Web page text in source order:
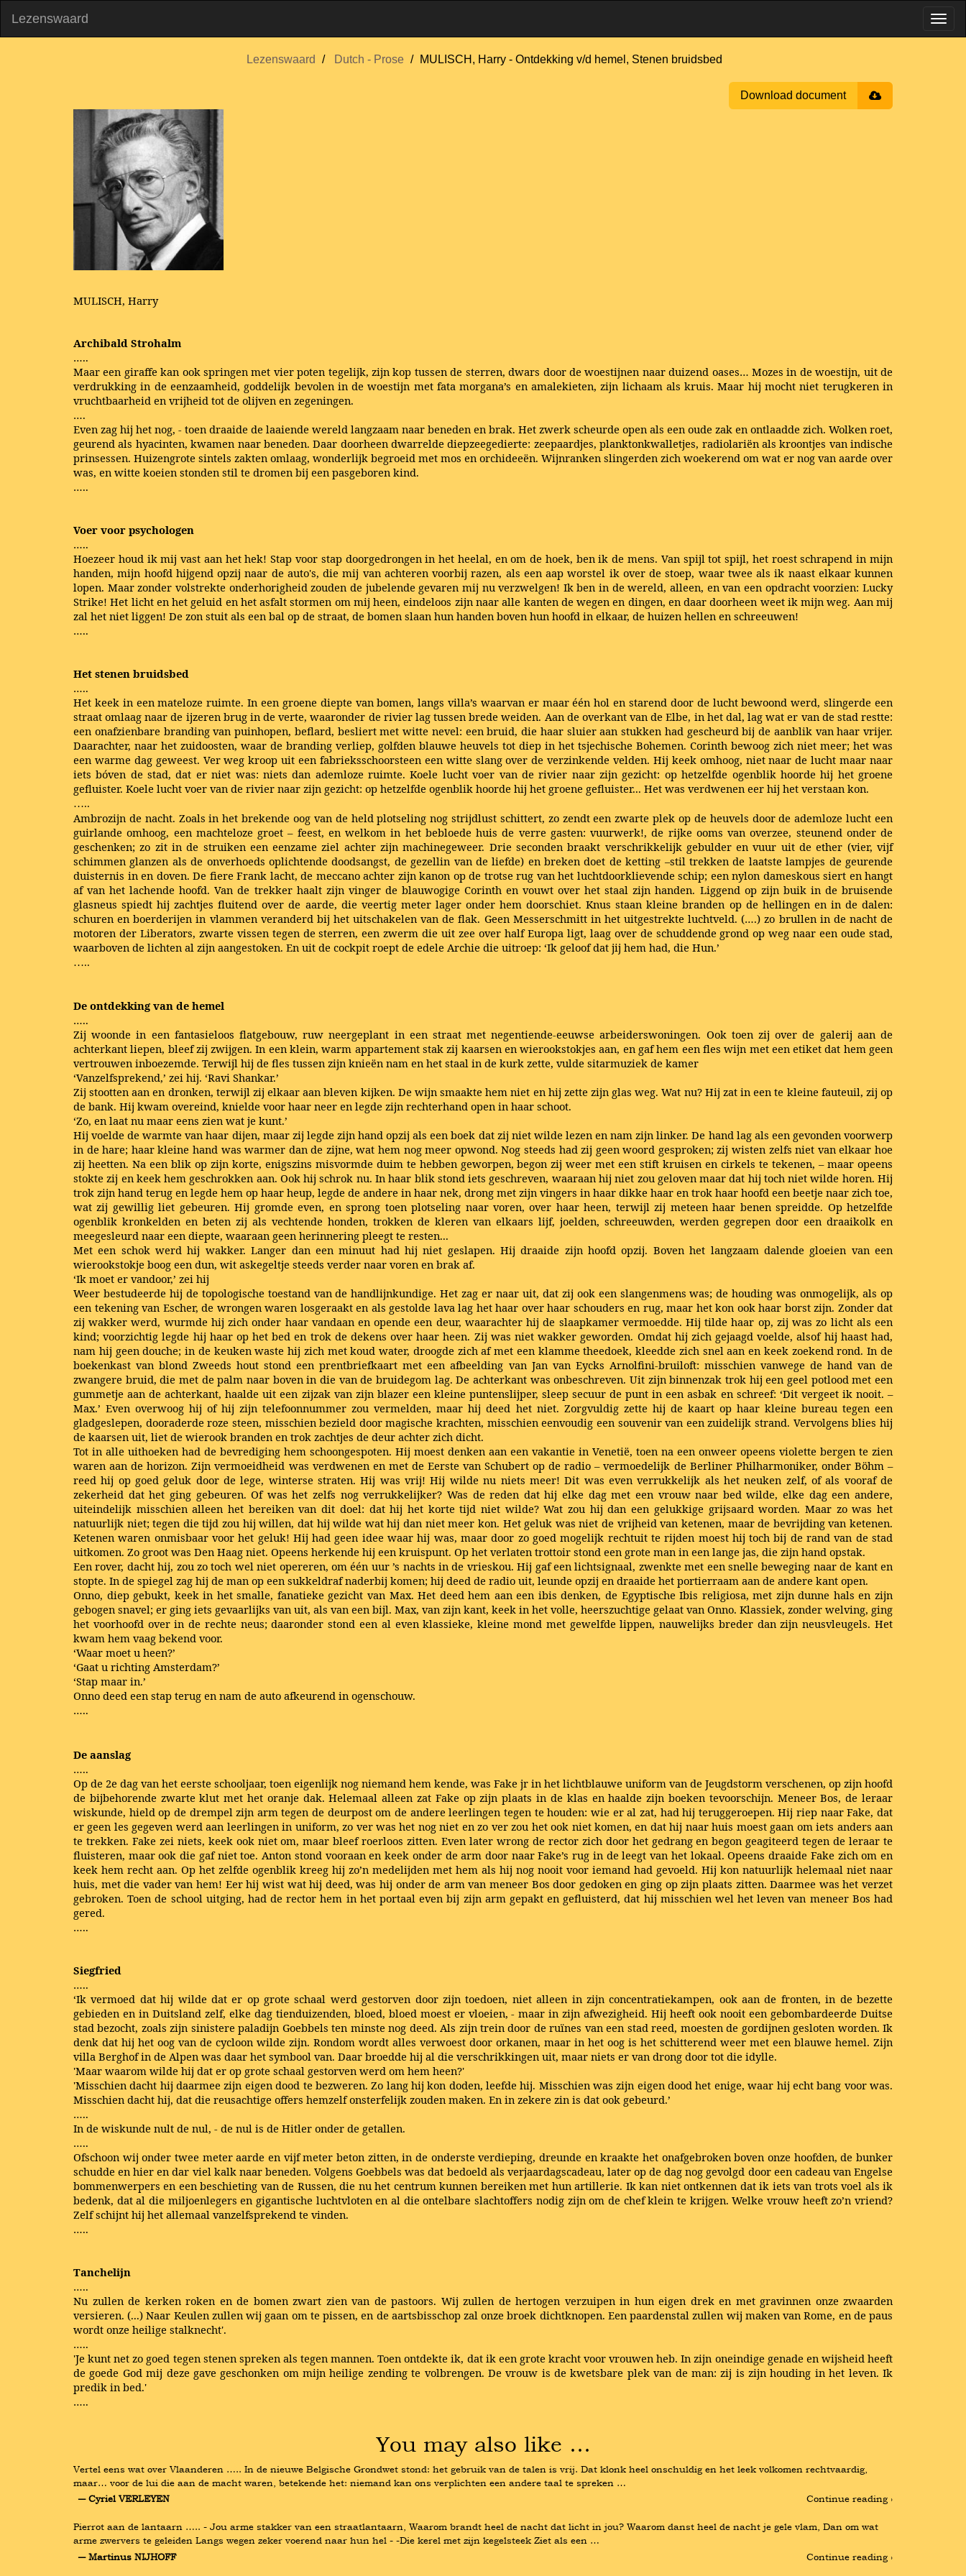
Lezenswaard
Lezenswaard Dutch - Prose MULISCH, Harry - Ontdekking v/d hemel, Stenen bruidsbed
Download document
MULISCH, Harry
Archibald Strohalm
…..
Maar een giraffe kan ook springen met vier poten tegelijk, zijn kop tussen de sterren, dwars door de woestijnen naar duizend oases… Mozes in de woestijn, uit de
verdrukking in de eenzaamheid, goddelijk bevolen in de woestijn met fata morgana’s en amalekieten, zijn lichaam als kruis. Maar hij mocht niet terugkeren in
vruchtbaarheid en vrijheid tot de olijven en zegeningen.
….
Even zag hij het nog, - toen draaide de laaiende wereld langzaam naar beneden en brak. Het zwerk scheurde open als een oude zak en ontlaadde zich. Wolken roet,
geurend als hyacinten, kwamen naar beneden. Daar doorheen dwarrelde diepzeegedierte: zeepaardjes, planktonkwalletjes, radiolariën als kroontjes van indische
prinsessen. Huizengrote sintels zakten omlaag, wonderlijk begroeid met mos en orchideeën. Wijnranken slingerden zich woekerend om wat er nog van aarde over
was, en witte koeien stonden stil te dromen bij een pasgeboren kind.
…..
Voer voor psychologen
…..
Hoezeer houd ik mij vast aan het hek! Stap voor stap doorgedrongen in het heelal, en om de hoek, ben ik de mens. Van spijl tot spijl, het roest schrapend in mijn
handen, mijn hoofd hijgend opzij naar de auto's, die mij van achteren voorbij razen, als een aap worstel ik over de stoep, waar twee als ik naast elkaar kunnen
lopen. Maar zonder volstrekte onderhorigheid zouden de jubelende gevaren mij nu verzwelgen! Ik ben in de wereld, alleen, en van een opdracht voorzien: Lucky
Strike! Het licht en het geluid en het asfalt stormen om mij heen, eindeloos zijn naar alle kanten de wegen en dingen, en daar doorheen weet ik mijn weg. Aan mij
zal het niet liggen! De zon stuit als een bal op de straat, de bomen slaan hun handen boven hun hoofd in elkaar, de huizen hellen en schreeuwen!
…..
Het stenen bruidsbed
…..
Het keek in een mateloze ruimte. In een groene diepte van bomen, langs villa’s waarvan er maar één hol en starend door de lucht bewoond werd, slingerde een
straat omlaag naar de ijzeren brug in de verte, waaronder de rivier lag tussen brede weiden. Aan de overkant van de Elbe, in het dal, lag wat er van de stad restte:
een onafzienbare branding van puinhopen, beflard, besliert met witte nevel: een bruid, die haar sluier aan stukken had gescheurd bij de aanblik van haar vrijer.
Daarachter, naar het zuidoosten, waar de branding verliep, golfden blauwe heuvels tot diep in het tsjechische Bohemen. Corinth bewoog zich niet meer; het was
een warme dag geweest. Ver weg kroop uit een fabrieksschoorsteen een witte slang over de verzinkende velden. Hij keek omhoog, niet naar de lucht maar naar
iets bóven de stad, dat er niet was: niets dan ademloze ruimte. Koele lucht voer van de rivier naar zijn gezicht: op hetzelfde ogenblik hoorde hij het groene
gefluister. Koele lucht voer van de rivier naar zijn gezicht: op hetzelfde ogenblik hoorde hij het groene gefluister... Het was verdwenen eer hij het verstaan kon.
…..
Ambrozijn de nacht. Zoals in het brekende oog van de held plotseling nog strijdlust schittert, zo zendt een zwarte plek op de heuvels door de ademloze lucht een
guirlande omhoog, een machteloze groet – feest, en welkom in het bebloede huis de verre gasten: vuurwerk!, de rijke ooms van overzee, steunend onder de
geschenken; zo zit in de struiken een eenzame ziel achter zijn machinegeweer. Drie seconden braakt verschrikkelijk gebulder en vuur uit de ether (vier, vijf
schimmen glanzen als de onverhoeds oplichtende doodsangst, de gezellin van de liefde) en breken doet de ketting –stil trekken de laatste lampjes de geurende
duisternis in en doven. De fiere Frank lacht, de meccano achter zijn kanon op de trotse rug van het luchtdoorklievende schip; een nylon dameskous siert en hangt
af van het lachende hoofd. Van de trekker haalt zijn vinger de blauwogige Corinth en vouwt over het staal zijn handen. Liggend op zijn buik in de bruisende
glasneus spiedt hij zachtjes fluitend over de aarde, die veertig meter lager onder hem doorschiet. Knus staan kleine branden op de hellingen en in de dalen:
schuren en boerderijen in vlammen veranderd bij het uitschakelen van de flak. Geen Messerschmitt in het uitgestrekte luchtveld. (….) zo brullen in de nacht de
motoren der Liberators, zwarte vissen tegen de sterren, een zwerm die uit zee over half Europa ligt, laag over de schuddende grond op weg naar een oude stad,
waarboven de lichten al zijn aangestoken. En uit de cockpit roept de edele Archie die uitroep: ‘Ik geloof dat jij hem had, die Hun.’
…..
De ontdekking van de hemel
…..
Zij woonde in een fantasieloos flatgebouw, ruw neergeplant in een straat met negentiende-eeuwse arbeiderswoningen. Ook toen zij over de galerij aan de
achterkant liepen, bleef zij zwijgen. In een klein, warm appartement stak zij kaarsen en wierookstokjes aan, en gaf hem een fles wijn met een etiket dat hem geen
vertrouwen inboezemde. Terwijl hij de fles tussen zijn knieën nam en het staal in de kurk zette, vulde sitarmuziek de kamer
‘Vanzelfsprekend,’ zei hij. ‘Ravi Shankar.’
Zij stootten aan en dronken, terwijl zij elkaar aan bleven kijken. De wijn smaakte hem niet en hij zette zijn glas weg. Wat nu? Hij zat in een te kleine fauteuil, zij op
de bank. Hij kwam overeind, knielde voor haar neer en legde zijn rechterhand open in haar schoot.
‘Zo, en laat nu maar eens zien wat je kunt.’
Hij voelde de warmte van haar dijen, maar zij legde zijn hand opzij als een boek dat zij niet wilde lezen en nam zijn linker. De hand lag als een gevonden voorwerp
in de hare; haar kleine hand was warmer dan de zijne, wat hem nog meer opwond. Nog steeds had zij geen woord gesproken; zij wisten zelfs niet van elkaar hoe
zij heetten. Na een blik op zijn korte, enigszins misvormde duim te hebben geworpen, begon zij weer met een stift kruisen en cirkels te tekenen, – maar opeens
stokte zij en keek hem geschrokken aan. Ook hij schrok nu. In haar blik stond iets geschreven, waaraan hij niet zou geloven maar dat hij toch niet wilde horen. Hij
trok zijn hand terug en legde hem op haar heup, legde de andere in haar nek, drong met zijn vingers in haar dikke haar en trok haar hoofd een beetje naar zich toe,
wat zij gewillig liet gebeuren. Hij gromde even, en sprong toen plotseling naar voren, over haar heen, terwijl zij meteen haar benen spreidde. Op hetzelfde
ogenblik kronkelden en beten zij als vechtende honden, trokken de kleren van elkaars lijf, joelden, schreeuwden, werden gegrepen door een draaikolk en
meegesleurd naar een diepte, waaraan geen herinnering pleegt te resten...
Met een schok werd hij wakker. Langer dan een minuut had hij niet geslapen. Hij draaide zijn hoofd opzij. Boven het langzaam dalende gloeien van een
wierookstokje boog een dun, wit askegeltje steeds verder naar voren en brak af.
‘Ik moet er vandoor,’ zei hij
Weer bestudeerde hij de topologische toestand van de handlijnkundige. Het zag er naar uit, dat zij ook een slangenmens was; de houding was onmogelijk, als op
een tekening van Escher, de wrongen waren losgeraakt en als gestolde lava lag het haar over haar schouders en rug, maar het kon ook haar borst zijn. Zonder dat
zij wakker werd, wurmde hij zich onder haar vandaan en opende een deur, waarachter hij de slaapkamer vermoedde. Hij tilde haar op, zij was zo licht als een
kind; voorzichtig legde hij haar op het bed en trok de dekens over haar heen. Zij was niet wakker geworden. Omdat hij zich gejaagd voelde, alsof hij haast had,
nam hij geen douche; in de keuken waste hij zich met koud water, droogde zich af met een klamme theedoek, kleedde zich snel aan en keek zoekend rond. In de
boekenkast van blond Zweeds hout stond een prentbriefkaart met een afbeelding van Jan van Eycks Arnolfini-bruiloft: misschien vanwege de hand van de
zwangere bruid, die met de palm naar boven in die van de bruidegom lag. De achterkant was onbeschreven. Uit zijn binnenzak trok hij een geel potlood met een
gummetje aan de achterkant, haalde uit een zijzak van zijn blazer een kleine puntenslijper, sleep secuur de punt in een asbak en schreef: ‘Dit vergeet ik nooit. –
Max.’ Even overwoog hij of hij zijn telefoonnummer zou vermelden, maar hij deed het niet. Zorgvuldig zette hij de kaart op haar kleine bureau tegen een
gladgeslepen, dooraderde roze steen, misschien bezield door magische krachten, misschien eenvoudig een souvenir van een zuidelijk strand. Vervolgens blies hij
de kaarsen uit, liet de wierook branden en trok zachtjes de deur achter zich dicht.
Tot in alle uithoeken had de bevrediging hem schoongespoten. Hij moest denken aan een vakantie in Venetië, toen na een onweer opeens violette bergen te zien
waren aan de horizon. Zijn vermoeidheid was verdwenen en met de Eerste van Schubert op de radio – vermoedelijk de Berliner Philharmoniker, onder Böhm –
reed hij op goed geluk door de lege, winterse straten. Hij was vrij! Hij wilde nu niets meer! Dit was even verrukkelijk als het neuken zelf, of als vooraf de
zekerheid dat het ging gebeuren. Of was het zelfs nog verrukkelijker? Was de reden dat hij elke dag met een vrouw naar bed wilde, elke dag een andere,
uiteindelijk misschien alleen het bereiken van dit doel: dat hij het korte tijd niet wilde? Wat zou hij dan een gelukkige grijsaard worden. Maar zo was het
natuurlijk niet; tegen die tijd zou hij willen, dat hij wilde wat hij dan niet meer kon. Het geluk was niet de vrijheid van ketenen, maar de bevrijding van ketenen.
Ketenen waren onmisbaar voor het geluk! Hij had geen idee waar hij was, maar door zo goed mogelijk rechtuit te rijden moest hij toch bij de rand van de stad
uitkomen. Zo groot was Den Haag niet. Opeens herkende hij een kruispunt. Op het verlaten trottoir stond een grote man in een lange jas, die zijn hand opstak.
Een rover, dacht hij, zou zo toch wel niet opereren, om één uur ’s nachts in de vrieskou. Hij gaf een lichtsignaal, zwenkte met een snelle beweging naar de kant en
stopte. In de spiegel zag hij de man op een sukkeldraf naderbij komen; hij deed de radio uit, leunde opzij en draaide het portierraam aan de andere kant open.
Onno, diep gebukt, keek in het smalle, fanatieke gezicht van Max. Het deed hem aan een ibis denken, de Egyptische Ibis religiosa, met zijn dunne hals en zijn
gebogen snavel; er ging iets gevaarlijks van uit, als van een bijl. Max, van zijn kant, keek in het volle, heerszuchtige gelaat van Onno. Klassiek, zonder welving, ging
het voorhoofd over in de rechte neus; daaronder stond een al even klassieke, kleine mond met gewelfde lippen, nauwelijks breder dan zijn neusvleugels. Het
kwam hem vaag bekend voor.
‘Waar moet u heen?’
‘Gaat u richting Amsterdam?’
‘Stap maar in.’
Onno deed een stap terug en nam de auto afkeurend in ogenschouw.
…..
De aanslag
…..
Op de 2e dag van het eerste schooljaar, toen eigenlijk nog niemand hem kende, was Fake jr in het lichtblauwe uniform van de Jeugdstorm verschenen, op zijn hoofd
de bijbehorende zwarte klut met het oranje dak. Helemaal alleen zat Fake op zijn plaats in de klas en haalde zijn boeken tevoorschijn. Meneer Bos, de leraar
wiskunde, hield op de drempel zijn arm tegen de deurpost om de andere leerlingen tegen te houden: wie er al zat, had hij teruggeroepen. Hij riep naar Fake, dat
er geen les gegeven werd aan leerlingen in uniform, zo ver was het nog niet en zo ver zou het ook niet komen, en dat hij naar huis moest gaan om iets anders aan
te trekken. Fake zei niets, keek ook niet om, maar bleef roerloos zitten. Even later wrong de rector zich door het gedrang en begon geagiteerd tegen de leraar te
fluisteren, maar ook die gaf niet toe. Anton stond vooraan en keek onder de arm door naar Fake’s rug in de leegt van het lokaal. Opeens draaide Fake zich om en
keek hem recht aan. Op het zelfde ogenblik kreeg hij zo’n medelijden met hem als hij nog nooit voor iemand had gevoeld. Hij kon natuurlijk helemaal niet naar
huis, met die vader van hem! Eer hij wist wat hij deed, was hij onder de arm van meneer Bos door gedoken en ging op zijn plaats zitten. Daarmee was het verzet
gebroken. Toen de school uitging, had de rector hem in het portaal even bij zijn arm gepakt en gefluisterd, dat hij misschien wel het leven van meneer Bos had
gered.
…..
Siegfried
…..
‘Ik vermoed dat hij wilde dat er op grote schaal werd gestorven door zijn toedoen, niet alleen in zijn concentratiekampen, ook aan de fronten, in de bezette
gebieden en in Duitsland zelf, elke dag tienduizenden, bloed, bloed moest er vloeien, - maar in zijn afwezigheid. Hij heeft ook nooit een gebombardeerde Duitse
stad bezocht, zoals zijn sinistere paladijn Goebbels ten minste nog deed. Als zijn trein door de ruïnes van een stad reed, moesten de gordijnen gesloten worden. Ik
denk dat hij het oog van de cycloon wilde zijn. Rondom wordt alles verwoest door orkanen, maar in het oog is het schitterend weer met een blauwe hemel. Zijn
villa Berghof in de Alpen was daar het symbool van. Daar broedde hij al die verschrikkingen uit, maar niets er van drong door tot die idylle.
'Maar waarom wilde hij dat er op grote schaal gestorven werd om hem heen?'
'Misschien dacht hij daarmee zijn eigen dood te bezweren. Zo lang hij kon doden, leefde hij. Misschien was zijn eigen dood het enige, waar hij echt bang voor was.
Misschien dacht hij, dat die reusachtige offers hemzelf onsterfelijk zouden maken. En in zekere zin is dat ook gebeurd.’
…..
In de wiskunde nult de nul, - de nul is de Hitler onder de getallen.
…..
Ofschoon wij onder twee meter aarde en vijf meter beton zitten, in de onderste verdieping, dreunde en kraakte het onafgebroken boven onze hoofden, de bunker
schudde en hier en dar viel kalk naar beneden. Volgens Goebbels was dat bedoeld als verjaardagscadeau, later op de dag nog gevolgd door een cadeau van Engelse
bommenwerpers en een beschieting van de Russen, die nu het centrum kunnen bereiken met hun artillerie. Ik kan niet ontkennen dat ik iets van trots voel als ik
bedenk, dat al die miljoenlegers en gigantische luchtvloten en al die ontelbare slachtoffers nodig zijn om de chef klein te krijgen. Welke vrouw heeft zo’n vriend?
Zelf schijnt hij het allemaal vanzelfsprekend te vinden.
…..
Tanchelijn
…..
Nu zullen de kerken roken en de bomen zwart zien van de pastoors. Wij zullen de hertogen verzuipen in hun eigen drek en met gravinnen onze zwaarden
versieren. (...) Naar Keulen zullen wij gaan om te pissen, en de aartsbisschop zal onze broek dichtknopen. Een paardenstal zullen wij maken van Rome, en de paus
wordt onze heilige stalknecht'.
…..
'Je kunt net zo goed tegen stenen spreken als tegen mannen. Toen ontdekte ik, dat ik een grote kracht voor vrouwen heb. In zijn oneindige genade en wijsheid heeft
de goede God mij deze gave geschonken om mijn heilige zending te volbrengen. De vrouw is de kwetsbare plek van de man: zij is zijn houding in het leven. Ik
predik in bed.'
…..
You may also like …
Vertel eens wat over Vlaanderen ….. In de nieuwe Belgische Grondwet stond: het gebruik van de talen is vrij. Dat klonk heel onschuldig en het leek volkomen rechtvaardig,
maar… voor de lui die aan de macht waren, betekende het: niemand kan ons verplichten een andere taal te spreken …
― Cyriel VERLEYEN
Continue reading ›
Pierrot aan de lantaarn ….. - Jou arme stakker van een straatlantaarn, Waarom brandt heel de nacht dat licht in jou? Waarom danst heel de nacht je gele vlam, Dan om wat
arme zwervers te geleiden Langs wegen zeker voerend naar hun hel - -Die kerel met zijn kegelsteek Ziet als een …
― Martinus NIJHOFF
Continue reading ›